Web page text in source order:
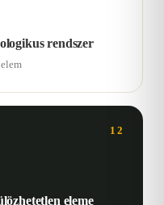
rendszer
12
eleme